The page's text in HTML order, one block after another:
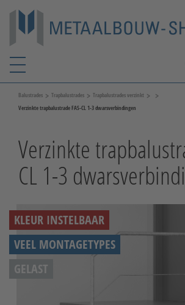
Balustrades > Trapbalustrades > Trapbalustrades verzinkt > >
Verzinkte trapbalustrade FAS-CL 1-3 dwarsverbindingen
Verzinkte
CL 1-3
KLEUR INSTELBAAR
VEEL MONTAGETYPES
GELAST